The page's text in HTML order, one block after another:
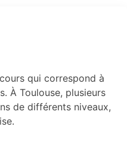
qui correspond à
À Toulouse, plusieurs
de différents niveaux,